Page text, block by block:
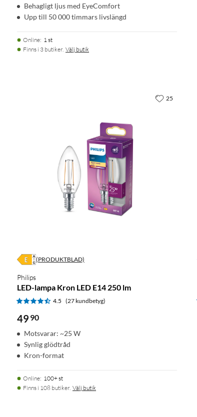
Behagligt ljus med EyeComfort
Upp till 50 000 timmars livslängd
Online: 1 st
Finns i 3 butiker. Välj butik
(PRODUKTBLAD)
Philips
LED-lampa Kron LED E14 250 lm
4.5 (27 kundbetyg)
49 90
Motsvarar: ~25 W
Synlig glödtråd
Kron-format
Online: 100+ st
Finns i 108 butiker. Välj butik
25